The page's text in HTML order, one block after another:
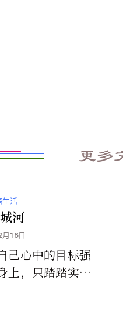
更多
生活
河
月18日
己心中的目标强
上，只踏踏实实